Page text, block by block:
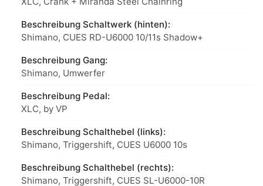
Beschreibung Schaltwerk (hinten):
Shimano, CUES RD-U6000 10/11s Shadow+
Beschreibung Gang:
Shimano, Umwerfer
Beschreibung Pedal:
XLC, by VP
Beschreibung Schalthebel (links):
Shimano, Triggershift, CUES U6000 10s
Beschreibung Schalthebel (rechts):
Shimano, Triggershift, CUES SL-U6000-10R